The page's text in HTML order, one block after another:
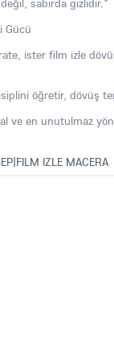
sabırda gizlidir."
Gücü
ister film izle
öğretir, dövüş
ve en unutulmaz
IZLE MACERA